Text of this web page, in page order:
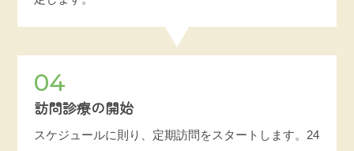
04
訪問診療の開始
スケジュールに則り、定期訪問をスタートします。24